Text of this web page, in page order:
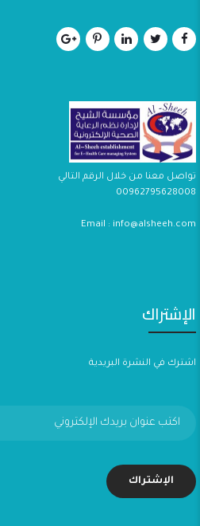
تواصل معنا من خلال الرقم التالي
00962795628008
Email : info@alsheeh.com
الإشتراك
اشترك في النشرة البريدية